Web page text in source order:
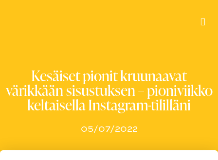
Kesäiset pionit kruunaavat
värikkään sisustuksen – pioniviikko
keltaisella Instagram-tililläni
05/07/2022